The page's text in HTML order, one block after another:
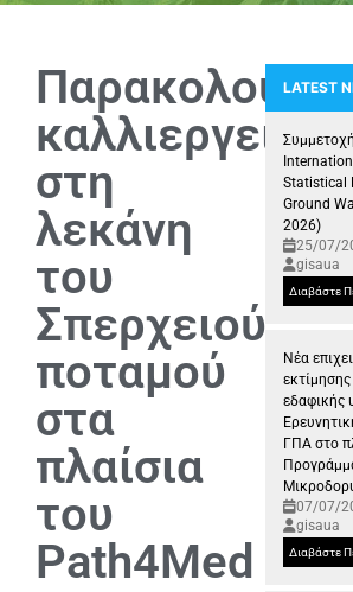
καλλιεργειών
στη
λεκάνη
του
Σπερχειού
ποταμού
στα
πλαίσια
του
Path4Med
LATEST
Άρθρο
Statistical
Ground
2026)
25/07/
gisaua
Διαβάστε
Νέα
εδαφικής
ΓΠΑ στο
07/07/
gisaua
Διαβάστε